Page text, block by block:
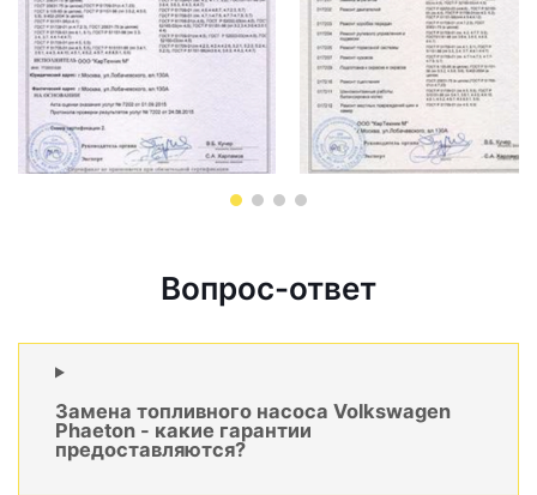
Вопрос-ответ
Замена топливного насоса Volkswagen
Phaeton - какие гарантии
предоставляются?